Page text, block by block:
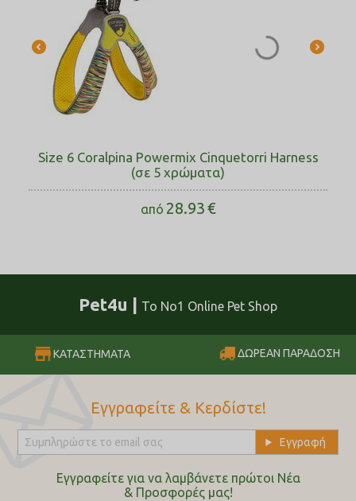
Size 6 Coralpina Powermix Cinquetorri Harness
(σε 5 χρώματα)
από 28.93€
Pet4u | Το No1 Online Pet Shop
ΚΑΤΑΣΤΗΜΑΤΑ ΔΩΡΕΑΝ ΠΑΡΑΔΟΣΗ
Εγγραφείτε & Κερδίστε!
Εγγραφείτε για να λαμβάνετε πρώτοι Nέα
& Προσφορές μας!